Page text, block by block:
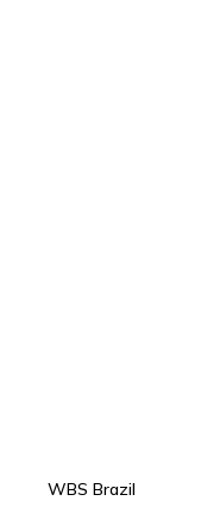
WBS Brazil